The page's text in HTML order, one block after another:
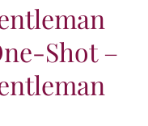
Shot –